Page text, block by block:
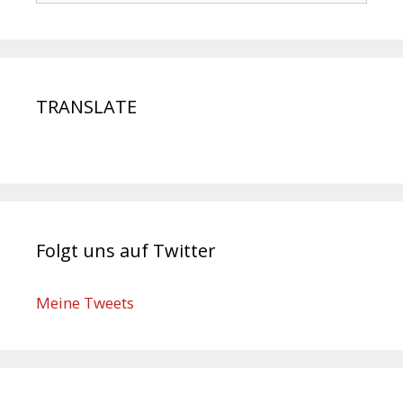
TRANSLATE
Folgt uns auf Twitter
Meine Tweets